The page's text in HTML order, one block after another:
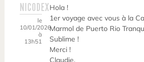
NICODEX
le
10/01/2026
à
13h51
Hola !
1er voyage avec vous à la
Marmol de Puerto Rio
Sublime !
Merci !
Claudie.